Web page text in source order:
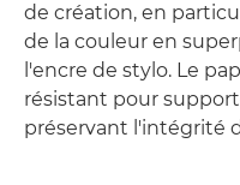
de création, en
de la couleur en
l'encre de stylo. Le
résistant pour
préservant l'intégrité